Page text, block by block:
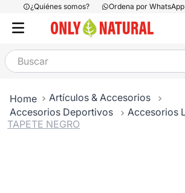
¿Quiénes somos? Ordena por
Buscar
Artículos & Accesorios
Accesorios Deportivos
Accesorios
TAPETE NEGRO